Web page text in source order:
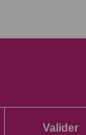
Valider